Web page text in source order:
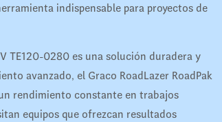
indispensable para proyectos de
TE120-0280 es una solución duradera y
avanzado, el Graco RoadLazer RoadPak
rendimiento constante en trabajos
equipos que ofrezcan resultados